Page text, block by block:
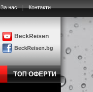
За нас | Контакти
BeckReisen
BeckReisen.bg
ТОП ОФЕРТИ